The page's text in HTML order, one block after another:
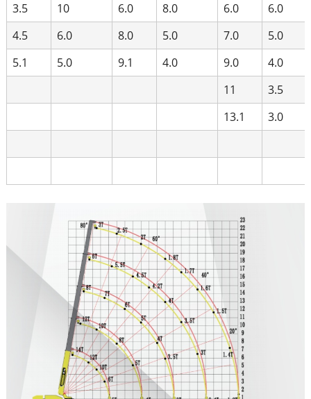
3.5
10 6.0 8.0 6.0
6.0
4.5
6.0 8.0 5.0 7.0
5.0
5.1
5.0 9.1 4.0 9.0
4.0
11
3.5
13.1
3.0